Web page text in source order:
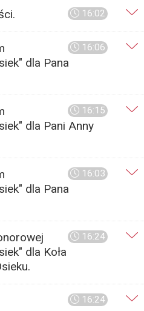
16:02
16:06
dla Pana
16:15
dla Pani Anny
16:03
dla Pana
16:24
dla Koła
16:24